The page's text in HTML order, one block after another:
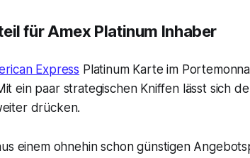
für Amex Platinum Inhaber
Express Platinum Karte im
ein paar strategischen Kniffen lässt sich
drücken.
einem ohnehin schon günstigen